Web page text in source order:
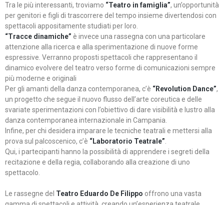
Tra le più interessanti, troviamo “Teatro in famiglia”, un’opportunità
per genitori e figli di trascorrere del tempo insieme divertendosi con
spettacoli appositamente studiati per loro.
“Tracce dinamiche” è invece una rassegna con una particolare
attenzione alla ricerca e alla sperimentazione di nuove forme
espressive. Verranno proposti spettacoli che rappresentano il
dinamico evolvere del teatro verso forme di comunicazioni sempre
più moderne e originali
Per gli amanti della danza contemporanea, c’è “Revolution Dance”,
un progetto che segue il nuovo flusso dell’arte coreutica e delle
svariate sperimentazioni con l’obiettivo di dare visibilità e lustro alla
danza contemporanea internazionale in Campania.
Infine, per chi desidera imparare le tecniche teatrali e mettersi alla
prova sul palcoscenico, c’è “Laboratorio Teatrale”
Qui, i partecipanti hanno la possibilità di apprendere i segreti della
recitazione e della regia, collaborando alla creazione di uno
spettacolo.
Le rassegne del Teatro Eduardo De Filippo offrono una vasta